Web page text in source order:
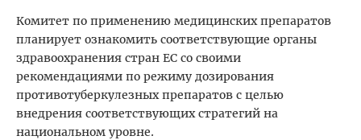
Комитет по применению медицинских препаратов
планирует ознакомить соответствующие органы
здравоохранения стран ЕС со своими
рекомендациями по режиму дозирования
противотуберкулезных препаратов с целью
внедрения соответствующих стратегий на
национальном уровне.